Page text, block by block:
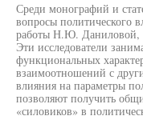
Среди монографий и
вопросы политического
работы Н.Ю.
Эти исследователи
функциональных
взаимоотношений с
влияния на параметры
позволяют получить
«силовиков» в